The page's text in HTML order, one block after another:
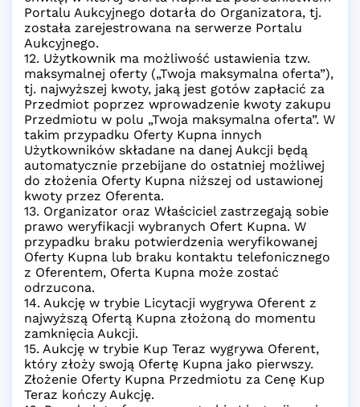
Portalu Aukcyjnego dotarła do Organizatora, tj.
została zarejestrowana na serwerze Portalu
Aukcyjnego.
12. Użytkownik ma możliwość ustawienia tzw.
maksymalnej oferty („Twoja maksymalna oferta”),
tj. najwyższej kwoty, jaką jest gotów zapłacić za
Przedmiot poprzez wprowadzenie kwoty zakupu
Przedmiotu w polu „Twoja maksymalna oferta”. W
takim przypadku Oferty Kupna innych
Użytkowników składane na danej Aukcji będą
automatycznie przebijane do ostatniej możliwej
do złożenia Oferty Kupna niższej od ustawionej
kwoty przez Oferenta.
13. Organizator oraz Właściciel zastrzegają sobie
prawo weryfikacji wybranych Ofert Kupna. W
przypadku braku potwierdzenia weryfikowanej
Oferty Kupna lub braku kontaktu telefonicznego
z Oferentem, Oferta Kupna może zostać
odrzucona.
14. Aukcję w trybie Licytacji wygrywa Oferent z
najwyższą Ofertą Kupna złożoną do momentu
zamknięcia Aukcji.
15. Aukcję w trybie Kup Teraz wygrywa Oferent,
który złoży swoją Ofertę Kupna jako pierwszy.
Złożenie Oferty Kupna Przedmiotu za Cenę Kup
Teraz kończy Aukcję.